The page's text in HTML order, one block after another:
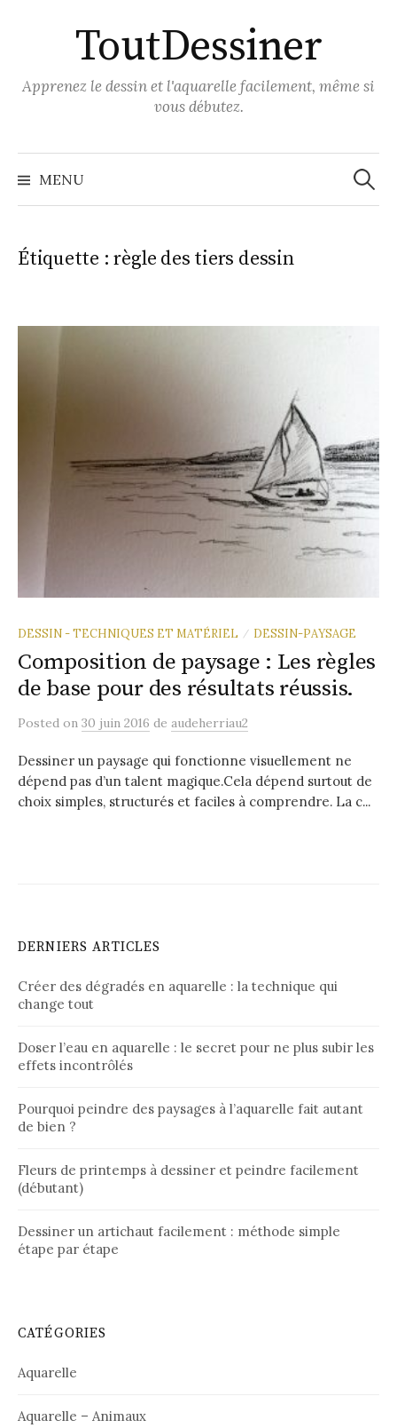
ToutDessiner
Apprenez le dessin et l'aquarelle facilement, même si
vous débutez.
MENU
Étiquette :règle des tiers dessin
DESSIN - TECHNIQUES ET MATÉRIEL / DESSIN-PAYSAGE
Composition de paysage : Les règles
de base pour des résultats réussis.
Posted on 30 juin 2016 de audeherriau2
Dessiner un paysage qui fonctionne visuellement ne
dépend pas d’un talent magique.Cela dépend surtout de
choix simples, structurés et faciles à comprendre. La c...
DERNIERS ARTICLES
Créer des dégradés en aquarelle : la technique qui
change tout
Doser l’eau en aquarelle : le secret pour ne plus subir les
effets incontrôlés
Pourquoi peindre des paysages à l’aquarelle fait autant
de bien ?
Fleurs de printemps à dessiner et peindre facilement
(débutant)
Dessiner un artichaut facilement : méthode simple
étape par étape
CATÉGORIES
Aquarelle
Aquarelle – Animaux